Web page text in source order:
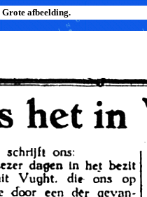
Grote afbeelding.